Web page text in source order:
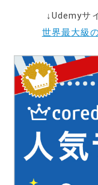
↓Udemyサ
世界最大級